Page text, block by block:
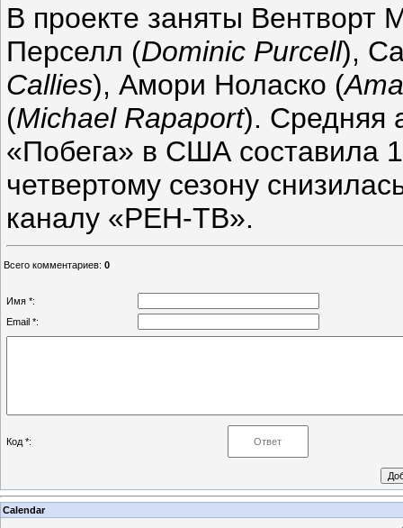
В проекте заняты Вентворт
Перселл (Dominic Purcell),
Callies), Амори Ноласко (
(Michael Rapaport). Средняя
«Побега» в США составила
четвертому сезону
каналу «РЕН-ТВ».
Всего комментариев: 0
Имя *:
Email *:
Код *:
Calendar